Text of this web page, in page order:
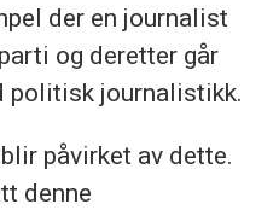
der en journalist
og deretter går
politisk journalistikk.
påvirket av dette.
denne